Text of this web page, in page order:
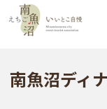
南魚沼ディ